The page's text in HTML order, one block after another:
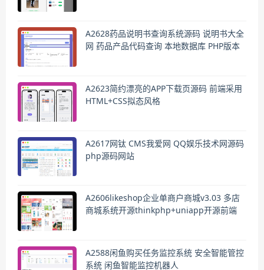
A2628药品说明书查询系统源码 说明书大全
网 药品产品代码查询 本地数据库 PHP版本
A2623简约漂亮的APP下载页源码 前端采用
HTML+CSS拟态风格
A2617网钛 CMS我爱网 QQ娱乐技术网源码
php源码网站
A2606likeshop企业单商户商城v3.03 多店
商城系统开源thinkphp+uniapp开源前端
A2588闲鱼购买任务监控系统 安全智能管控
系统 闲鱼智能监控机器人